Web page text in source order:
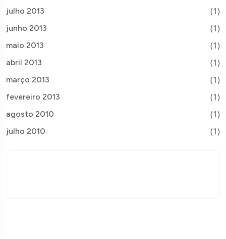
julho 2013 (1)
junho 2013 (1)
maio 2013 (1)
abril 2013 (1)
março 2013 (1)
fevereiro 2013 (1)
agosto 2010 (1)
julho 2010 (1)